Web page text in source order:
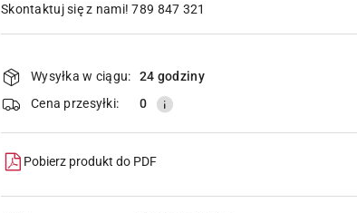
Skontaktuj się z nami! 789 847 321
i
dostawa
Wysyłka w ciągu:
24 godziny
Cena przesyłki:
0
Pobierz produkt do PDF